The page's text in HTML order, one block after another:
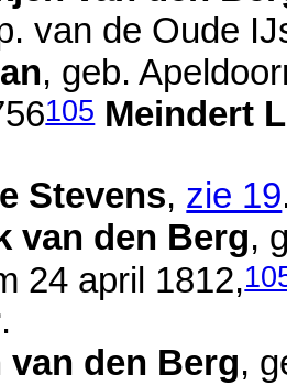
van de Oude
, geb.
105 Meindert
Stevens, zie 19
van den Berg,
24 april 1812,
.
van den Berg,